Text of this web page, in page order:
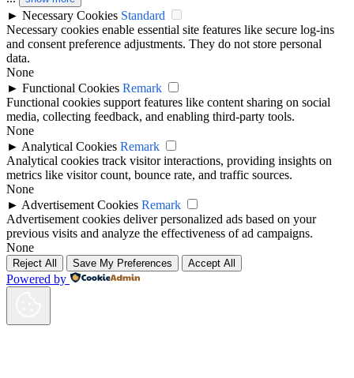
► Necessary Cookies Standard
Necessary cookies enable essential site features like secure log-ins
and consent preference adjustments. They do not store personal
data.
None
► Functional Cookies Remark
Functional cookies support features like content sharing on social
media, collecting feedback, and enabling third-party tools.
None
► Analytical Cookies Remark
Analytical cookies track visitor interactions, providing insights on
metrics like visitor count, bounce rate, and traffic sources.
None
► Advertisement Cookies Remark
Advertisement cookies deliver personalized ads based on your
previous visits and analyze the effectiveness of ad campaigns.
None
Reject All Save My Preferences Accept All
Powered by